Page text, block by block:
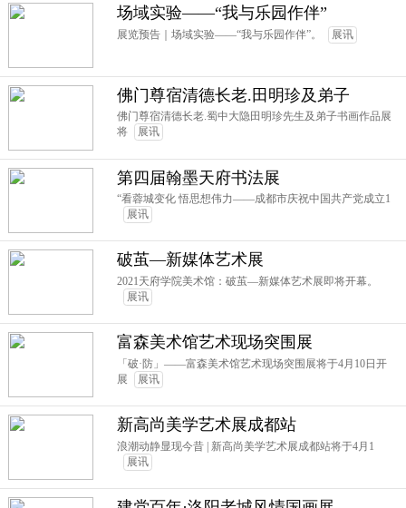
场域实验——“我与乐园作伴”
展览预告｜场域实验——“我与乐园作伴”。 展讯
佛门尊宿清德长老.田明珍及弟子
佛门尊宿清德长老.蜀中大隐田明珍先生及弟子书画作品展
将
展讯
第四届翰墨天府书法展
“看蓉城变化 悟思想伟力——成都市庆祝中国共产党成立1
展讯
破茧—新媒体艺术展
2021天府学院美术馆：破茧—新媒体艺术展即将开幕。
展讯
富森美术馆艺术现场突围展
「破·防」——富森美术馆艺术现场突围展将于4月10日开
展
展讯
新高尚美学艺术展成都站
浪潮动静显现今昔 | 新高尚美学艺术展成都站将于4月1
展讯